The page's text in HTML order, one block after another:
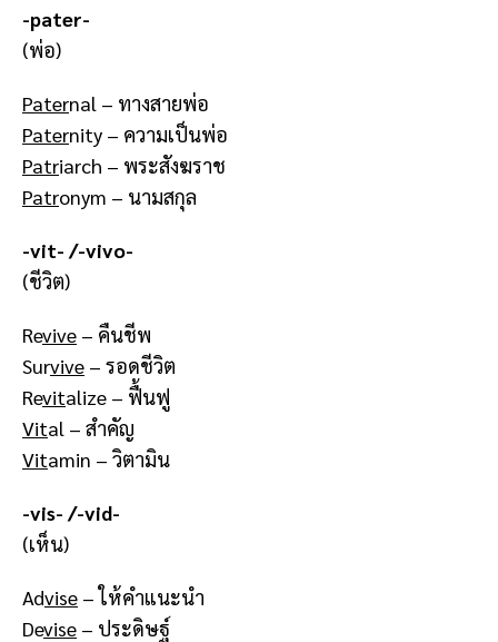
-pater-
(พ่อ)
Paternal – ทางสายพ่อ
Paternity – ความเป็นพ่อ
Patriarch – พระสังฆราช
Patronym – นามสกุล
-vit- /-vivo-
(ชีวิต)
Revive – คืนชีพ
Survive – รอดชีวิต
Revitalize – ฟื้นฟู
Vital – สำคัญ
Vitamin – วิตามิน
-vis- /-vid-
(เห็น)
Advise – ให้คำแนะนำ
Devise – ประดิษฐ์